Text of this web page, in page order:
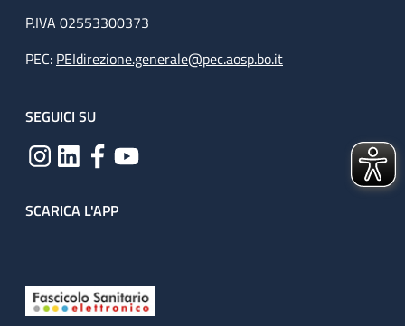
P.IVA 02553300373
PEC: PEIdirezione.generale@pec.aosp.bo.it
SEGUICI SU
SCARICA L'APP